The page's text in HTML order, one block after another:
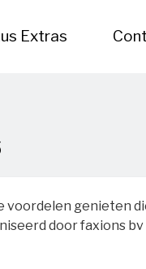
Extras
genieten
door faxions